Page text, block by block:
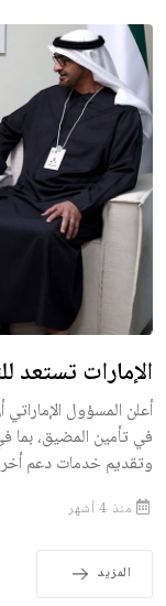
الإمارات
أعلن المسؤول
في تأمين المضيق، بما
وتقديم خدمات دعم
منذ 4 أشهر
المزيد